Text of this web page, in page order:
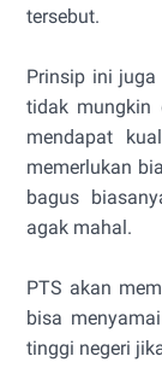
tersebut.
Prinsip ini
tidak mungkin
mendapat
memerlukan
bagus
agak mahal.
PTS akan
bisa
tinggi negeri